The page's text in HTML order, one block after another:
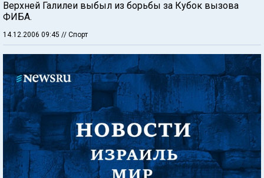
Верхней Галилеи выбыл из борьбы за Кубок вызова
ФИБА.
14.12.2006 09:45 // Спорт